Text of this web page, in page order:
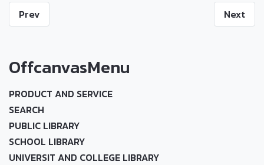
Prev Next
OffcanvasMenu
PRODUCT AND SERVICE
SEARCH
PUBLIC LIBRARY
SCHOOL LIBRARY
UNIVERSIT AND COLLEGE LIBRARY